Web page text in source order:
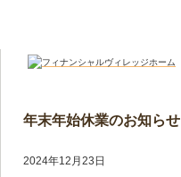
年末年始休業のお知らせ
2024年12月23日